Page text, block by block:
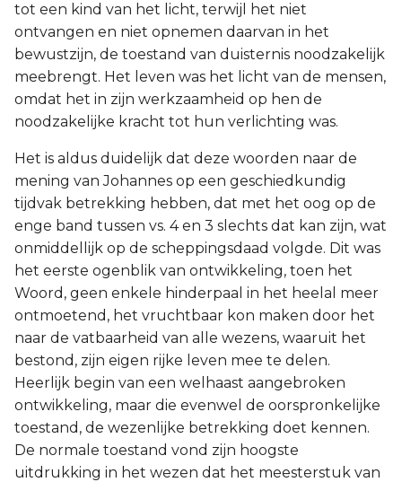
tot een kind van het licht, terwijl het niet
ontvangen en niet opnemen daarvan in het
bewustzijn, de toestand van duisternis noodzakelijk
meebrengt. Het leven was het licht van de mensen,
omdat het in zijn werkzaamheid op hen de
noodzakelijke kracht tot hun verlichting was.
Het is aldus duidelijk dat deze woorden naar de
mening van Johannes op een geschiedkundig
tijdvak betrekking hebben, dat met het oog op de
enge band tussen vs. 4 en 3 slechts dat kan zijn, wat
onmiddellijk op de scheppingsdaad volgde. Dit was
het eerste ogenblik van ontwikkeling, toen het
Woord, geen enkele hinderpaal in het heelal meer
ontmoetend, het vruchtbaar kon maken door het
naar de vatbaarheid van alle wezens, waaruit het
bestond, zijn eigen rijke leven mee te delen.
Heerlijk begin van een welhaast aangebroken
ontwikkeling, maar die evenwel de oorspronkelijke
toestand, de wezenlijke betrekking doet kennen.
De normale toestand vond zijn hoogste
uitdrukking in het wezen dat het meesterstuk van